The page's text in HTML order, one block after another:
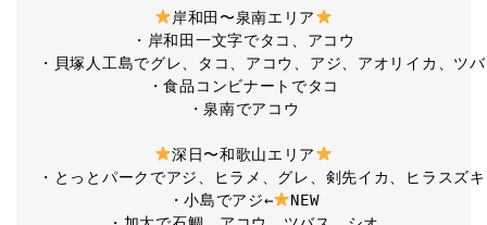
岸和田〜泉南エリア
・岸和田一文字でタコ、アコウ
・貝塚人工島でグレ、タコ、アコウ、アジ、アオリイカ、ツ
・食品コンビナートでタコ
・泉南でアコウ
深日〜和歌山エリア
・とっとパークでアジ、ヒラメ、グレ、剣先イカ、ヒラスズ
・小島でアジ←
NEW